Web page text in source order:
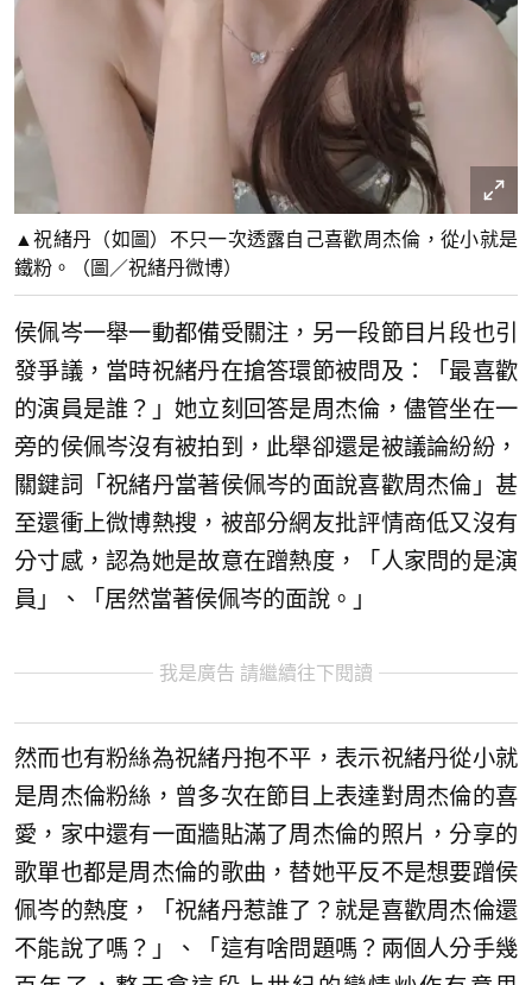
▲祝緒丹（如圖）不只一次透露自己喜歡周杰倫，從小就是
鐵粉。（圖／祝緒丹微博）
侯佩岑一舉一動都備受關注，另一段節目片段也引
發爭議，當時祝緒丹在搶答環節被問及：「最喜歡
的演員是誰？」她立刻回答是周杰倫，儘管坐在一
旁的侯佩岑沒有被拍到，此舉卻還是被議論紛紛，
關鍵詞「祝緒丹當著侯佩岑的面說喜歡周杰倫」甚
至還衝上微博熱搜，被部分網友批評情商低又沒有
分寸感，認為她是故意在蹭熱度，「人家問的是演
員」、「居然當著侯佩岑的面說。」
我是廣告 請繼續往下閱讀
然而也有粉絲為祝緒丹抱不平，表示祝緒丹從小就
是周杰倫粉絲，曾多次在節目上表達對周杰倫的喜
愛，家中還有一面牆貼滿了周杰倫的照片，分享的
歌單也都是周杰倫的歌曲，替她平反不是想要蹭侯
佩岑的熱度，「祝緒丹惹誰了？就是喜歡周杰倫還
不能說了嗎？」、「這有啥問題嗎？兩個人分手幾